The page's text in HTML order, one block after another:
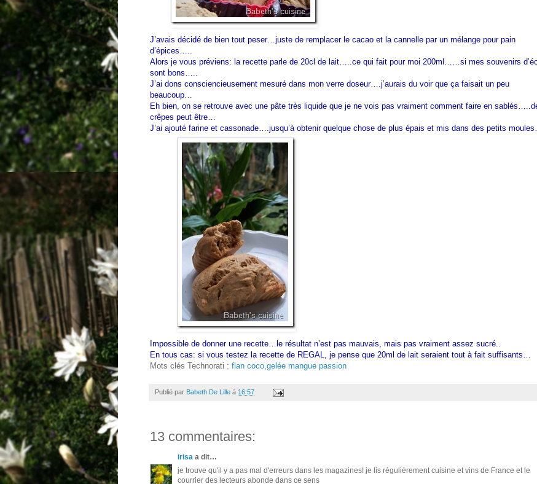
J’avais décidé de bien tout peser…juste de remplacer le cacao et la cannelle par un mélange pour pain
d’épices…..
Alors je vous préviens: la recette parle de 20cl de lait…..ce qui fait pour moi 200ml……si mes souvenirs
sont bons…..
J’ai dons consciencieusement mesuré dans mon verre doseur….j’aurais du voir que ça faisait un peu
beaucoup…
Eh bien, on se retrouve avec une pâte très liquide que je ne vois pas vraiment comment faire en
crêpes peut être…
J’ai ajouté farine et cassonade….jusqu’à obtenir quelque chose de plus épais et mis dans des petits
Impossible de donner une recette…le résultat n’est pas mauvais, mais pas vraiment assez sucré..
En tous cas: si vous testez la recette de REGAL, je pense que 20ml de lait seraient tout à fait suffisants…
Mots clés Technorati : flan coco,gelée mangue passion
Publié par Babeth De Lille à 16:57
13 commentaires:
irisa a dit…
je trouve qu'il y a pas mal d'erreurs dans les magazines! je lis régulièrement cuisine et vins de France et le
courrier des lecteurs abonde dans ce sens